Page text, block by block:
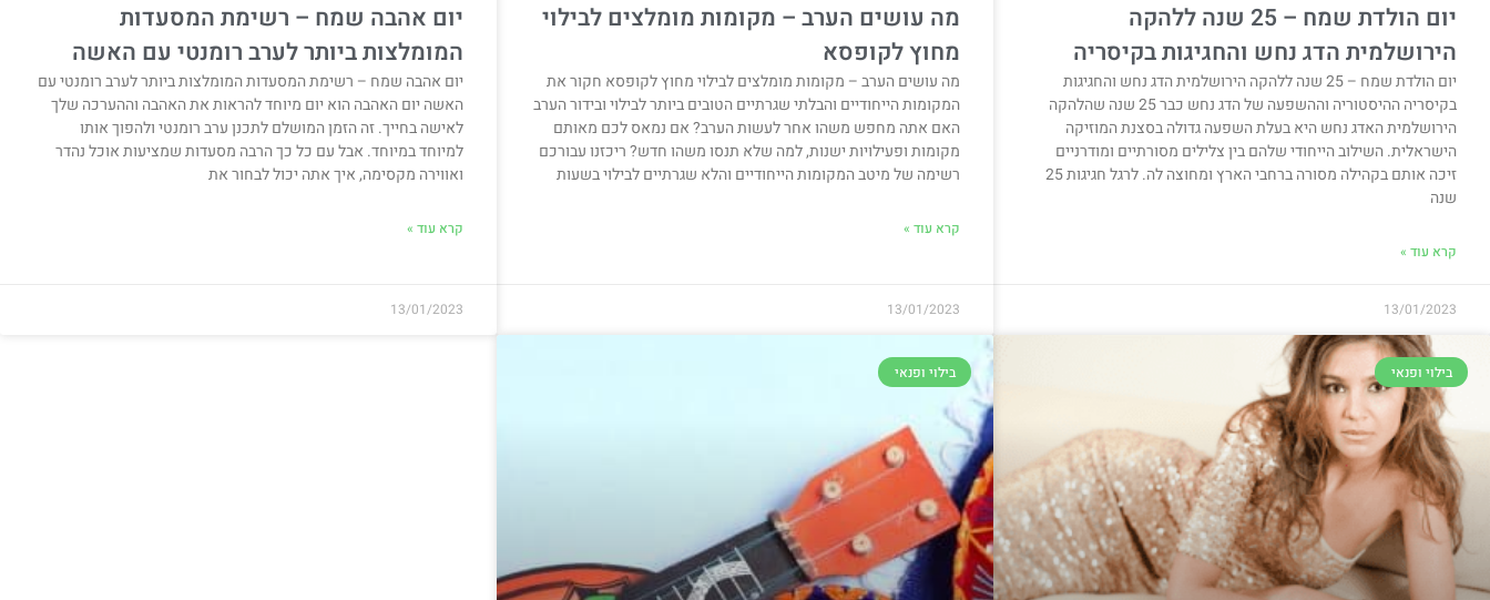
יום הולדת שמח – 25 שנה ללהקה
הירושלמית הדג נחש והחגיגות בקיסריה
יום הולדת שמח – 25 שנה ללהקה הירושלמית הדג נחש והחגיגות
בקיסריה ההיסטוריה וההשפעה של הדג נחש כבר 25 שנה שהלהקה
הירושלמית האדג נחש היא בעלת השפעה גדולה בסצנת המוזיקה
הישראלית. השילוב הייחודי שלהם בין צלילים מסורתיים ומודרניים
זיכה אותם בקהילה מסורה ברחבי הארץ ומחוצה לה. לרגל חגיגות 25
שנה
קרא עוד »
13/01/2023
מה עושים הערב – מקומות מומלצים לבילוי
מחוץ לקופסא
מה עושים הערב – מקומות מומלצים לבילוי מחוץ לקופסא חקור את
המקומות הייחודיים והבלתי שגרתיים הטובים ביותר לבילוי ובידור הערב
האם אתה מחפש משהו אחר לעשות הערב? אם נמאס לכם מאותם
מקומות ופעילויות ישנות, למה שלא תנסו משהו חדש? ריכזנו עבורכם
רשימה של מיטב המקומות הייחודיים והלא שגרתיים לבילוי בשעות
קרא עוד »
13/01/2023
יום אהבה שמח – רשימת המסעדות
המומלצות ביותר לערב רומנטי עם האשה
יום אהבה שמח – רשימת המסעדות המומלצות ביותר לערב רומנטי עם
האשה יום האהבה הוא יום מיוחד להראות את האהבה וההערכה שלך
לאישה בחייך. זה הזמן המושלם לתכנן ערב רומנטי ולהפוך אותו
למיוחד במיוחד. אבל עם כל כך הרבה מסעדות שמציעות אוכל נהדר
ואווירה מקסימה, איך אתה יכול לבחור את
קרא עוד »
13/01/2023
בילוי ופנאי בילוי ופנאי